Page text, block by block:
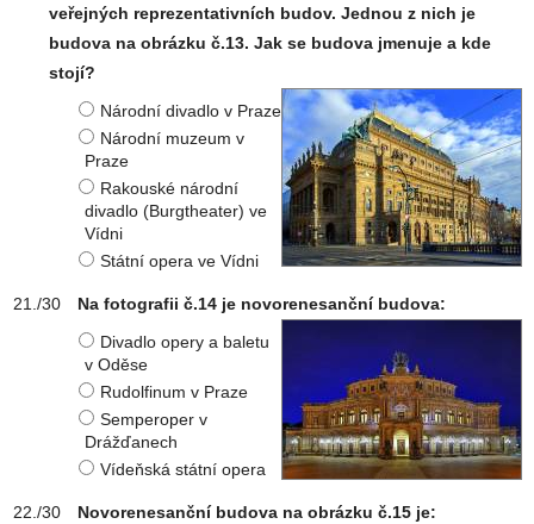
veřejných reprezentativních budov. Jednou z nich je
budova na obrázku č.13. Jak se budova jmenuje a kde
stojí?
Národní divadlo v Praze
Národní muzeum v
Praze
Rakouské národní
divadlo (Burgtheater) ve
Vídni
Státní opera ve Vídni
Na fotografii č.14 je novorenesanční budova:
Divadlo opery a baletu
v Oděse
Rudolfinum v Praze
Semperoper v
Drážďanech
Vídeňská státní opera
Novorenesanční budova na obrázku č.15 je: